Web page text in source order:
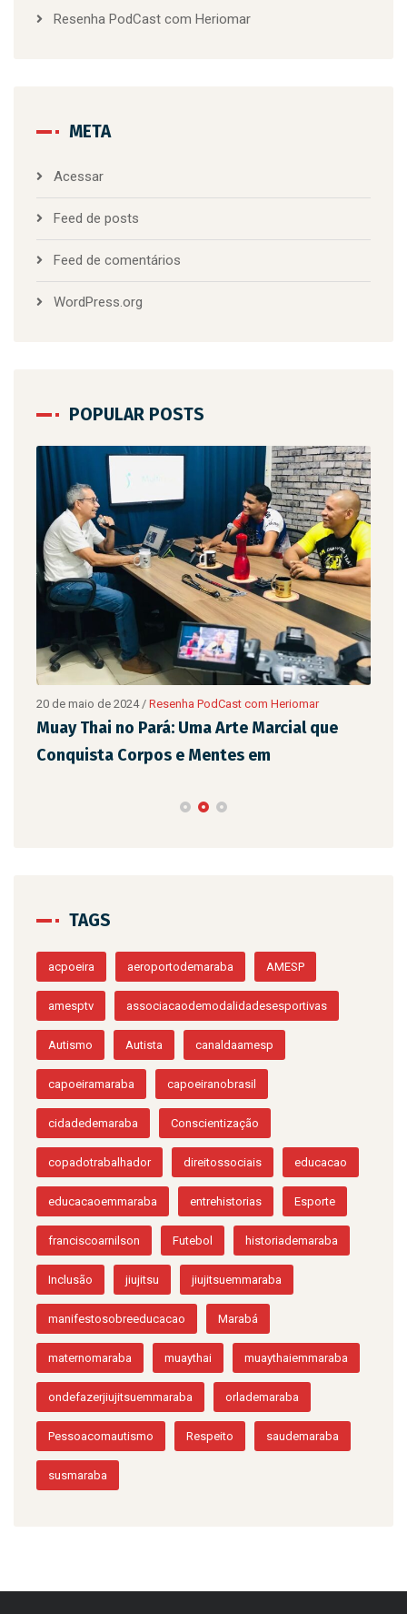
Resenha PodCast com Heriomar
META
Acessar
Feed de posts
Feed de comentários
WordPress.org
POPULAR POSTS
20 de maio de 2024/ Resenha PodCast com Heriomar
Muay Thai no Pará: Uma Arte Marcial que
Conquista Corpos e Mentes em
TAGS
acpoeira aeroportodemaraba AMESP
amesptv associacaodemodalidadesesportivas
Autismo Autista canaldaamesp
capoeiramaraba capoeiranobrasil
cidadedemaraba Conscientização
copadotrabalhador direitossociais educacao
educacaoemmaraba entrehistorias Esporte
franciscoarnilson Futebol historiademaraba
Inclusão jiujitsu jiujitsuemmaraba
manifestosobreeducacao Marabá
maternomaraba muaythai muaythaiemmaraba
ondefazerjiujitsuemmaraba orlademaraba
Pessoacomautismo Respeito saudemaraba
susmaraba